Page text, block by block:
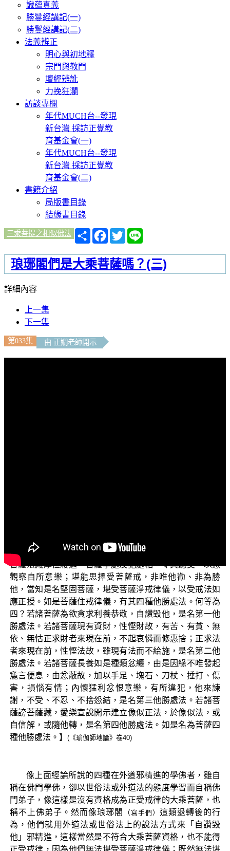
識蘊真義
勝鬘經講記(一)
勝鬘經講記(二)
法義辨正
明心與初地釋
宗門與教門
壇經辨訛
力挽狂瀾
訪談專欄
年代MUCH台--發現
新台灣 採訪正覺教
育基金會(一)
年代MUCH台--發現
新台灣 採訪正覺教
育基金會(二)
書籍介紹
局版書目錄
結緣書目錄
三乘菩提之相似佛法
分
享
Facebook
Twitter
琅琊閣們是大乘菩薩嗎？(三)
詳細內容
上一集
下一集
第033集 由 正嫺老師開示
否符合？論云：【又諸菩薩欲授菩薩菩薩戒時，先應為說
菩薩法藏摩怛履迦、菩薩學處及犯處相，令其聽受，以慧
觀察自所意樂；堪能思擇受菩薩戒，非唯他勸、非為勝
他，當知是名堅固菩薩，堪受菩薩淨戒律儀，以受戒法如
應正授。如是菩薩住戒律儀，有其四種他勝處法。何等為
四？若諸菩薩為欲貪求利養恭敬，自讚毀他，是名第一他
勝處法。若諸菩薩現有資財，性慳財故，有苦、有貧、無
依、無怙正求財者來現在前，不起哀憐而修惠捨；正求法
者來現在前，性慳法故，雖現有法而不給施，是名第二他
勝處法。若諸菩薩長養如是種類忿纏，由是因緣不唯發起
麁言便息，由忿蔽故，加以手足、塊石、刀杖、捶打、傷
害，損惱有情；內懷猛利忿恨意樂，有所違犯，他來諫
謝，不受、不忍、不捨怨結，是名第三他勝處法。若諸菩
薩謗菩薩藏，愛樂宣說開示建立像似正法，於像似法，或
自信解，或隨他轉，是名第四他勝處法。如是名為菩薩四
種他勝處法。】 (《瑜伽師地論》卷40)
像上面經論所說的四種在外道邪精進的學佛者，雖自
稱在佛門學佛，卻以世俗法或外道法的態度學習而自稱佛
門弟子，像這樣是沒有資格成為正受戒律的大乘菩薩，也
稱不上佛弟子。然而像琅琊閣
（寫手們） 這類退轉後的行
為，他們就用外道法或世俗法上的說法方式來「自讚毀
他」邪精進，這樣當然是不符合大乘菩薩資格，也不能得
正受戒律，因為他們無法堪受菩薩淨戒律儀；既然無法堪